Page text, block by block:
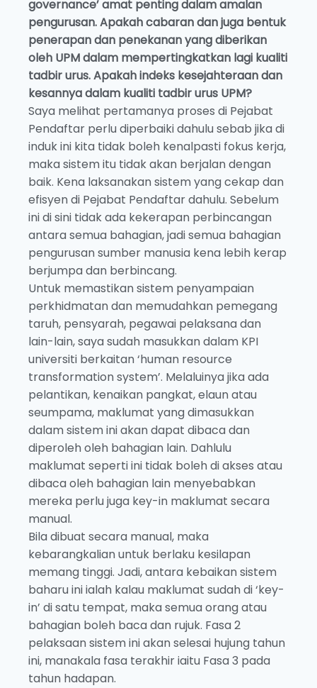
governance’ amat penting dalam amalan
pengurusan. Apakah cabaran dan juga bentuk
penerapan dan penekanan yang diberikan
oleh UPM dalam mempertingkatkan lagi kualiti
tadbir urus. Apakah indeks kesejahteraan dan
kesannya dalam kualiti tadbir urus UPM?
Saya melihat pertamanya proses di Pejabat
Pendaftar perlu diperbaiki dahulu sebab jika di
induk ini kita tidak boleh kenalpasti fokus kerja,
maka sistem itu tidak akan berjalan dengan
baik. Kena laksanakan sistem yang cekap dan
efisyen di Pejabat Pendaftar dahulu. Sebelum
ini di sini tidak ada kekerapan perbincangan
antara semua bahagian, jadi semua bahagian
pengurusan sumber manusia kena lebih kerap
berjumpa dan berbincang.
Untuk memastikan sistem penyampaian
perkhidmatan dan memudahkan pemegang
taruh, pensyarah, pegawai pelaksana dan
lain-lain, saya sudah masukkan dalam KPI
universiti berkaitan ‘human resource
transformation system’. Melaluinya jika ada
pelantikan, kenaikan pangkat, elaun atau
seumpama, maklumat yang dimasukkan
dalam sistem ini akan dapat dibaca dan
diperoleh oleh bahagian lain. Dahlulu
maklumat seperti ini tidak boleh di akses atau
dibaca oleh bahagian lain menyebabkan
mereka perlu juga key-in maklumat secara
manual.
Bila dibuat secara manual, maka
kebarangkalian untuk berlaku kesilapan
memang tinggi. Jadi, antara kebaikan sistem
baharu ini ialah kalau maklumat sudah di ‘key-
in’ di satu tempat, maka semua orang atau
bahagian boleh baca dan rujuk. Fasa 2
pelaksaan sistem ini akan selesai hujung tahun
ini, manakala fasa terakhir iaitu Fasa 3 pada
tahun hadapan.